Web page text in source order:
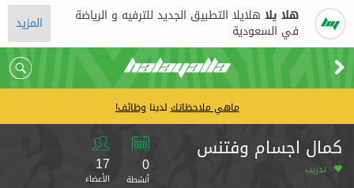
هلا يلا هلايلا التطبيق الجديد للترفيه و الرياضة
في السعودية المزيد
ماهي ملاحظاتكلديناوظائف!
كمال اجسام وفتنس
تدريب 0
أنشطة
17
الأعضاء